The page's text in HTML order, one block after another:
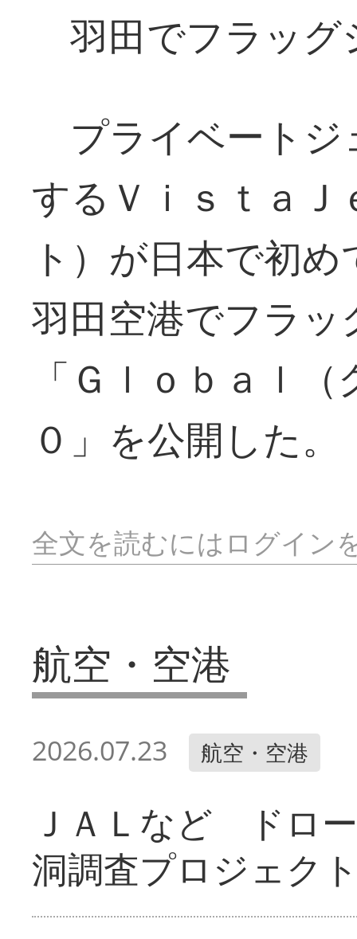
羽田でフラッグ
プライベートジ
するＶｉｓｔａ
ト）が日本で初
羽田空港でフラ
「Ｇｌｏｂａｌ
０」を公開した。
全文を読むにはログイン
航空・空港
2026.07.23 航空・空港
ＪＡＬなど ドロ
洞調査プロジェク